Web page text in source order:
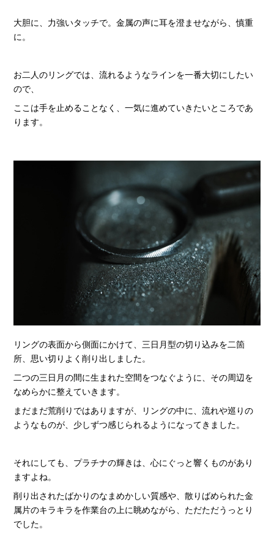
大胆に、力強いタッチで。金属の声に耳を澄ませながら、慎重
に。
お二人のリングでは、流れるようなラインを一番大切にしたい
ので、
ここは手を止めることなく、一気に進めていきたいところであ
ります。
リングの表面から側面にかけて、三日月型の切り込みを二箇
所、思い切りよく削り出しました。
二つの三日月の間に生まれた空間をつなぐように、その周辺を
なめらかに整えていきます。
まだまだ荒削りではありますが、リングの中に、流れや巡りの
ようなものが、少しずつ感じられるようになってきました。
それにしても、プラチナの輝きは、心にぐっと響くものがあり
ますよね。
削り出されたばかりのなまめかしい質感や、散りばめられた金
属片のキラキラを作業台の上に眺めながら、ただただうっとり
でした。